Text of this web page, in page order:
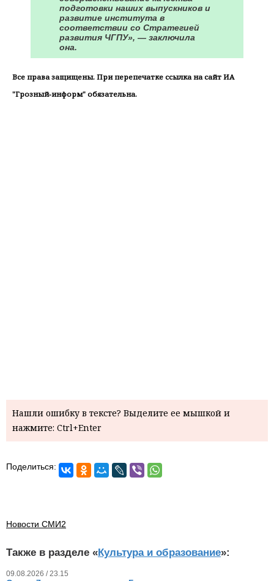
подготовки наших выпускников и
развитие института в
соответствии со Стратегией
развития ЧГПУ», — заключила
она.
Все права защищены. При перепечатке ссылка на сайт ИА
"Грозный-информ" обязательна.
Нашли ошибку в тексте? Выделите ее мышкой и
нажмите: Ctrl+Enter
Поделиться:
Новости СМИ2
Также в разделе «Культура и образование»:
09.08.2026 / 23.15